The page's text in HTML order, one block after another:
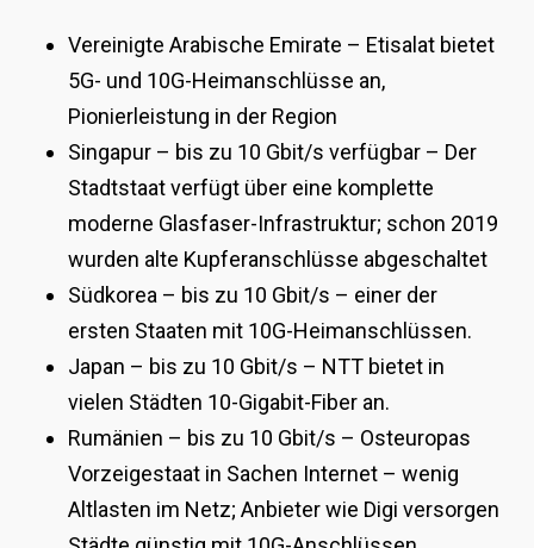
Vereinigte Arabische Emirate – Etisalat bietet
5G- und 10G-Heimanschlüsse an,
Pionierleistung in der Region
Singapur – bis zu 10 Gbit/s verfügbar – Der
Stadtstaat verfügt über eine komplette
moderne Glasfaser-Infrastruktur; schon 2019
wurden alte Kupferanschlüsse abgeschaltet
Südkorea – bis zu 10 Gbit/s – einer der
ersten Staaten mit 10G-Heimanschlüssen.
Japan – bis zu 10 Gbit/s – NTT bietet in
vielen Städten 10-Gigabit-Fiber an.
Rumänien – bis zu 10 Gbit/s – Osteuropas
Vorzeigestaat in Sachen Internet – wenig
Altlasten im Netz; Anbieter wie Digi versorgen